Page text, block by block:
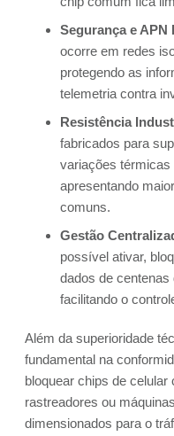
Segurança e APN
ocorre em redes
protegendo as
telemetria contra
Resistência
fabricados para
variações
apresentando
comuns.
Gestão
possível ativar,
dados de
facilitando o
Além da superioridade
fundamental na
bloquear chips de
rastreadores ou
dimensionados para o